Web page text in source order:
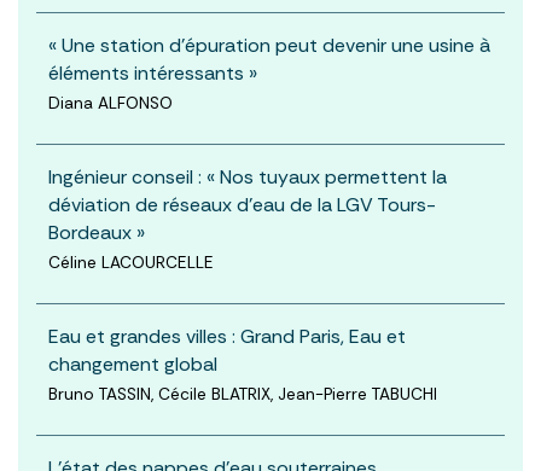
« Une station d’épuration peut devenir une usine à
éléments intéressants »
Diana ALFONSO
Ingénieur conseil : « Nos tuyaux permettent la
déviation de réseaux d’eau de la LGV Tours-
Bordeaux »
Céline LACOURCELLE
Eau et grandes villes : Grand Paris, Eau et
changement global
Bruno TASSIN, Cécile BLATRIX, Jean-Pierre TABUCHI